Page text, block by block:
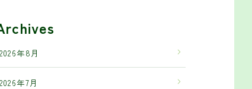
2026年8月
2026年7月